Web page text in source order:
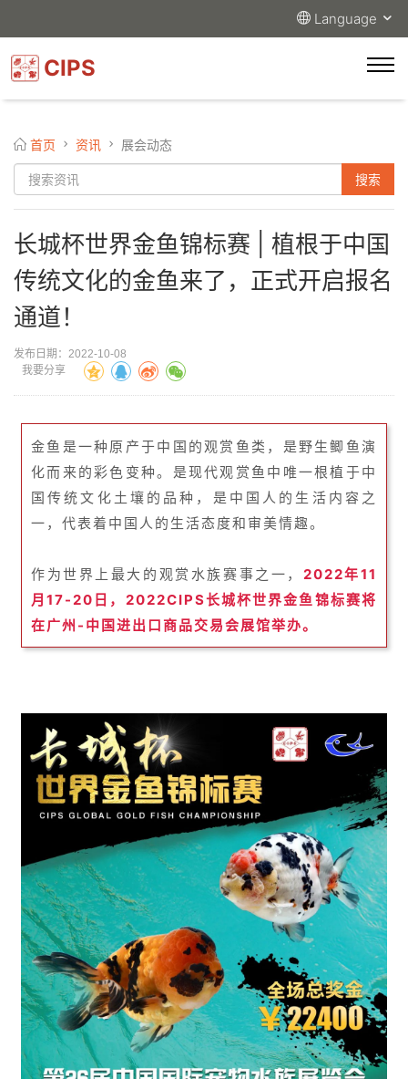
Language
CIPS
首页 资讯 展会动态
长城杯世界金鱼锦标赛 | 植根于中国
传统文化的金鱼来了，正式开启报名
通道！
发布日期：2022-10-08
我要分享
金鱼是一种原产于中国的观赏鱼类，是野生鲫鱼演
化而来的彩色变种。是现代观赏鱼中唯一根植于中
国传统文化土壤的品种，是中国人的生活内容之
一，代表着中国人的生活态度和审美情趣。
作为世界上最大的观赏水族赛事之一， 2022年11
月17-20日，2022CIPS长城杯世界金鱼锦标赛将
在广州-中国进出口商品交易会展馆举办。